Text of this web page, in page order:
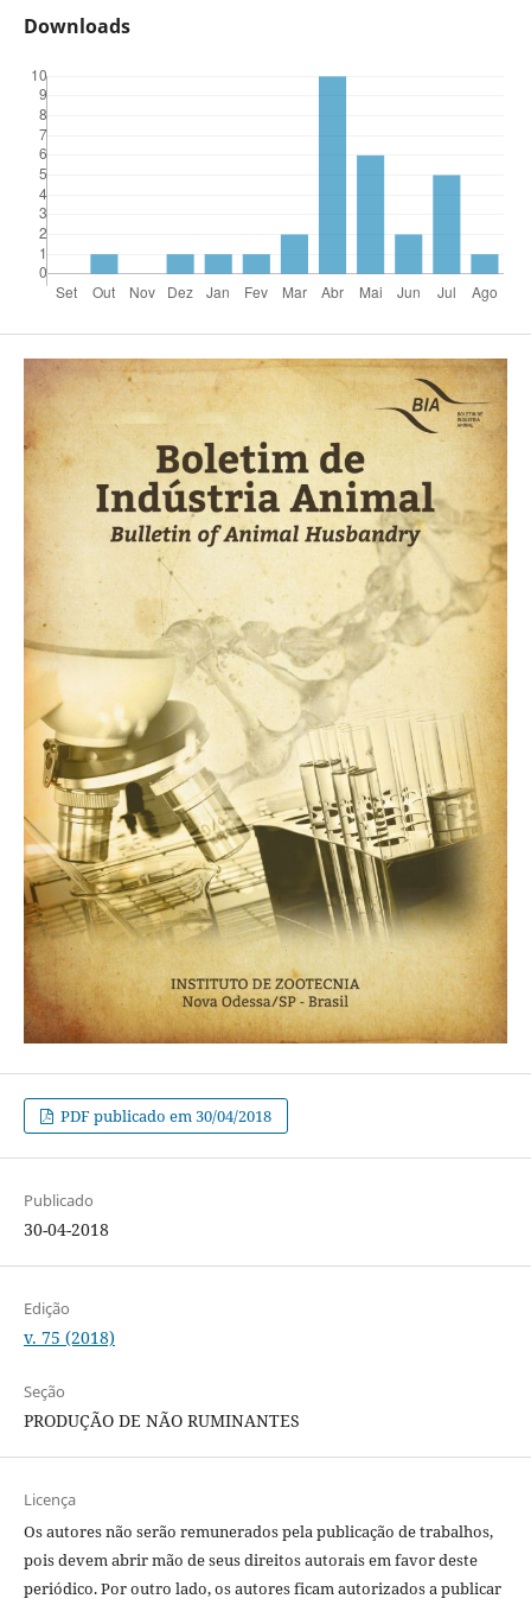
Downloads
PDF publicado em 30/04/2018
Publicado
30-04-2018
Edição
v. 75 (2018)
Seção
PRODUÇÃO DE NÃO RUMINANTES
Licença
Os autores não serão remunerados pela publicação de trabalhos,
pois devem abrir mão de seus direitos autorais em favor deste
periódico. Por outro lado, os autores ficam autorizados a publicar